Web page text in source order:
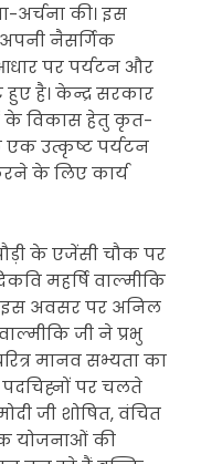
अर्चना की। इस
नैसर्गिक
पर पर्यटन और
है। केन्द्र सरकार
के विकास हेतु कृत-
उत्कृष्ट पर्यटन
के लिए कार्य
के एजेंसी चौक पर
महर्षि वाल्मीकि
इस अवसर पर अनिल
जी ने प्रभु
मानव सभ्यता का
पदचिह्नों पर चलते
जी शोषित, वंचित
योजनाओं की